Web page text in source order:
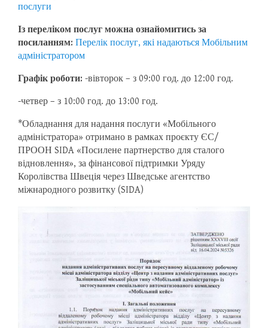
послуги
Із переліком послуг можна ознайомитись за
посиланням: Перелік послуг, які надаються Мобільним
адміністратором
Графік роботи: -вівторок – з 09:00 год. до 12:00 год.
-четвер – з 10:00 год. до 13:00 год.
*Обладнання для надання послуги «Мобільного
адміністратора» отримано в рамках проєкту ЄС/
ПРООН SIDA «Посилене партнерство для сталого
відновлення», за фінансової підтримки Уряду
Королівства Швеція через Шведське агентство
міжнародного розвитку (SIDA)